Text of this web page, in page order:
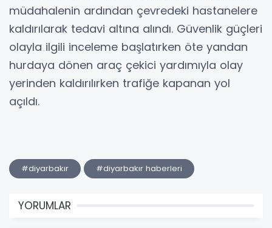
müdahalenin ardından çevredeki hastanelere
kaldırılarak tedavi altına alındı. Güvenlik güçleri
olayla ilgili inceleme başlatırken öte yandan
hurdaya dönen araç çekici yardımıyla olay
yerinden kaldırılırken trafiğe kapanan yol
açıldı.
#diyarbakır #diyarbakır haberleri
YORUMLAR